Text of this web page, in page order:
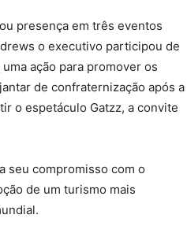
presença em três eventos
o executivo participou de
ação para promover os
de confraternização após a
o espetáculo Gatzz, a convite
seu compromisso com o
de um turismo mais